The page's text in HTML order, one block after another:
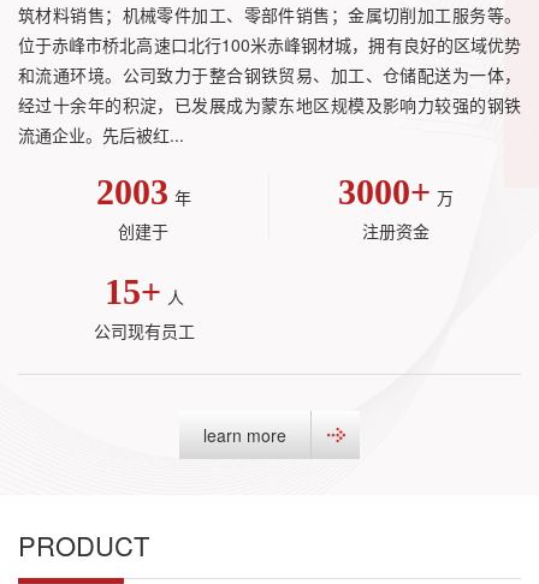
筑材料销售；机械零件加工、零部件销售；金属切削加工服务等。
位于赤峰市桥北高速口北行100米赤峰钢材城，拥有良好的区域优势
和流通环境。公司致力于整合钢铁贸易、加工、仓储配送为一体，
经过十余年的积淀，已发展成为蒙东地区规模及影响力较强的钢铁
流通企业。先后被红...
2003 年
创建于
3000+ 万
注册资金
15+ 人
公司现有员工
learn more
PRODUCT